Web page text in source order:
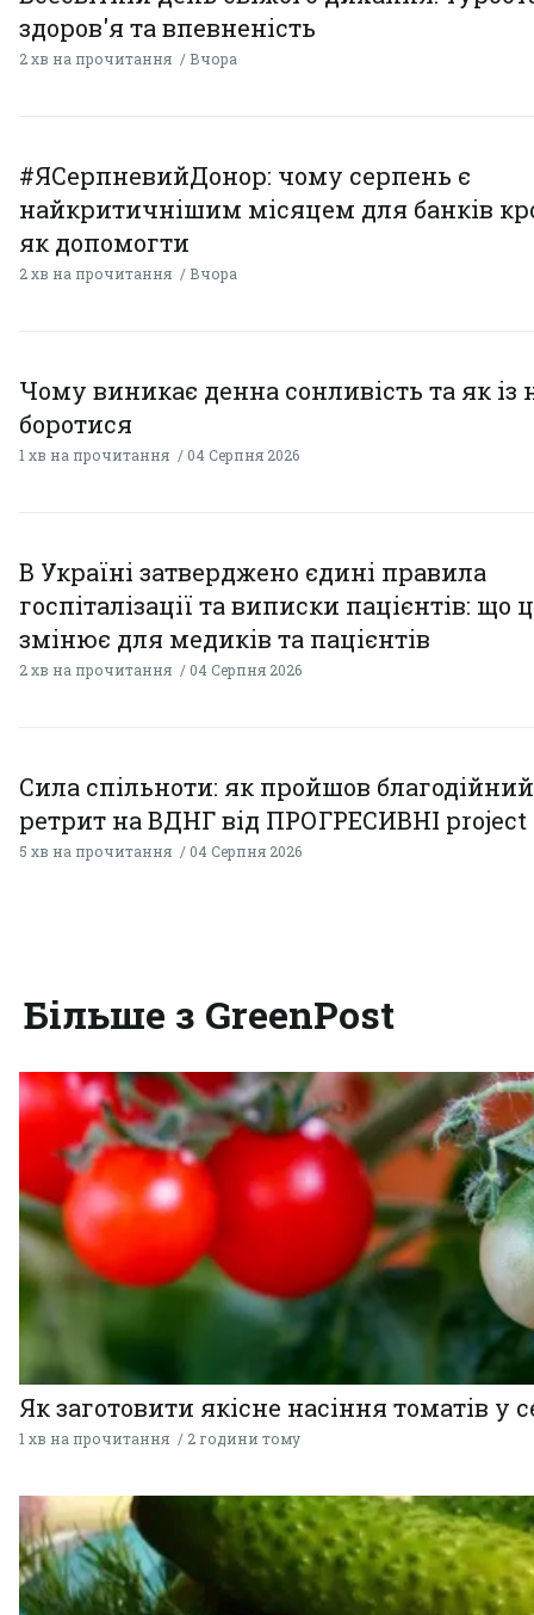
здоров'я та впевненість
2 хв на прочитання Вчора
#ЯСерпневийДонор: чому серпень є
найкритичнішим місяцем для банків
як допомогти
2 хв на прочитання Вчора
Чому виникає денна сонливість та як із
боротися
1 хв на прочитання 04 Серпня 2026
В Україні затверджено єдині правила
госпіталізації та виписки пацієнтів: що
змінює для медиків та пацієнтів
2 хв на прочитання 04 Серпня 2026
Сила спільноти: як пройшов благодійний
ретрит на ВДНГ від ПРОГРЕСИВНІ project
5 хв на прочитання 04 Серпня 2026
Більше з GreenPost
Як заготовити якісне насіння томатів у
1 хв на прочитання 2 години тому